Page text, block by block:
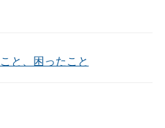
と、困ったこと